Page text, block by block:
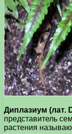
Диплазиум (лат.
представитель
растения